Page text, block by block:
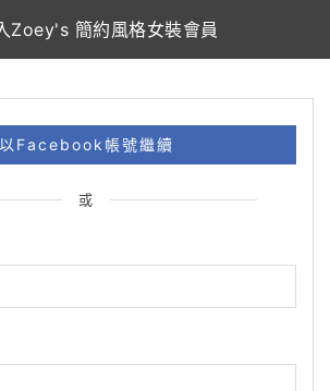
Zoey's 簡約風格女裝會員
以Facebook帳號繼續
或